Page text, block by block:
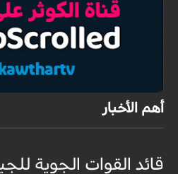
أهم الأخبار
قائد القوات الجوية